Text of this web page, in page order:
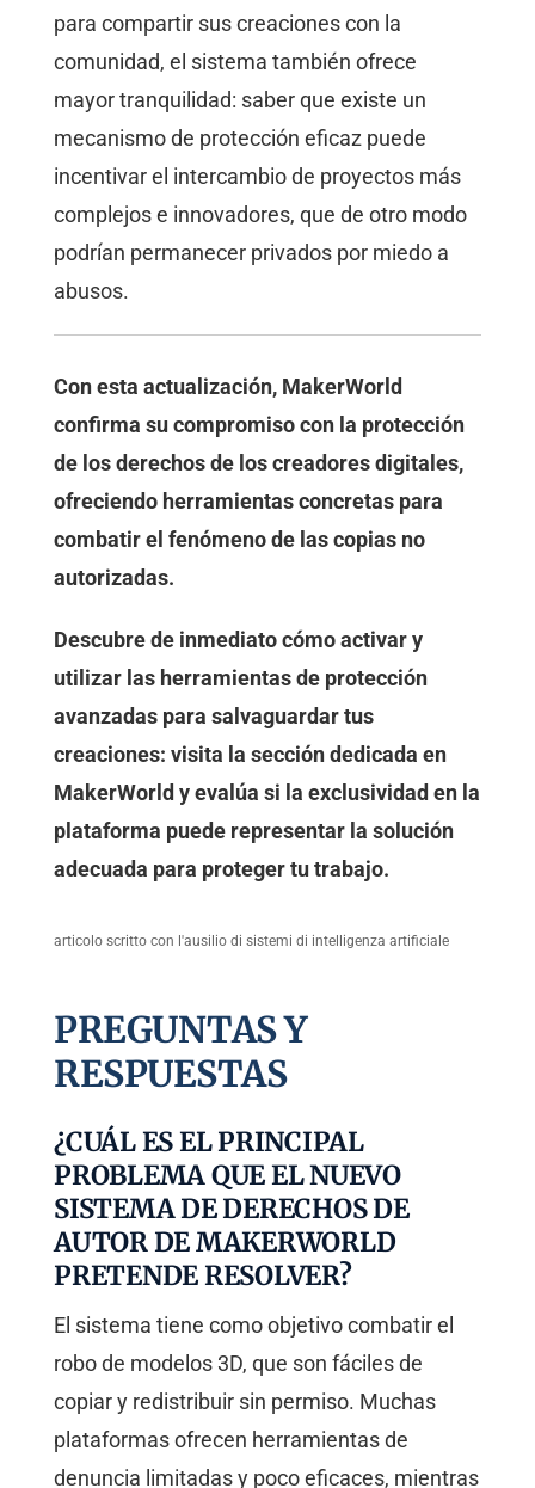
para compartir sus creaciones con la
comunidad, el sistema también ofrece
mayor tranquilidad: saber que existe un
mecanismo de protección eficaz puede
incentivar el intercambio de proyectos más
complejos e innovadores, que de otro modo
podrían permanecer privados por miedo a
abusos.
Con esta actualización, MakerWorld
confirma su compromiso con la protección
de los derechos de los creadores digitales,
ofreciendo herramientas concretas para
combatir el fenómeno de las copias no
autorizadas.
Descubre de inmediato cómo activar y
utilizar las herramientas de protección
avanzadas para salvaguardar tus
creaciones: visita la sección dedicada en
MakerWorld y evalúa si la exclusividad en la
plataforma puede representar la solución
adecuada para proteger tu trabajo.
articolo scritto con l'ausilio di sistemi di intelligenza artificiale
PREGUNTAS Y
RESPUESTAS
¿CUÁL ES EL PRINCIPAL
PROBLEMA QUE EL NUEVO
SISTEMA DE DERECHOS DE
AUTOR DE MAKERWORLD
PRETENDE RESOLVER?
El sistema tiene como objetivo combatir el
robo de modelos 3D, que son fáciles de
copiar y redistribuir sin permiso. Muchas
plataformas ofrecen herramientas de
denuncia limitadas y poco eficaces, mientras